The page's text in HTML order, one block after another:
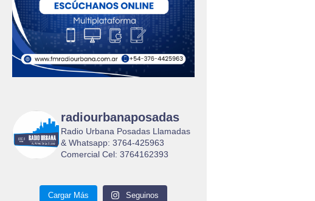
radiourbanaposadas
Radio Urbana Posadas Llamadas
& Whatsapp: 3764-425963
Comercial Cel: 3764162393
Cargar Más Seguinos